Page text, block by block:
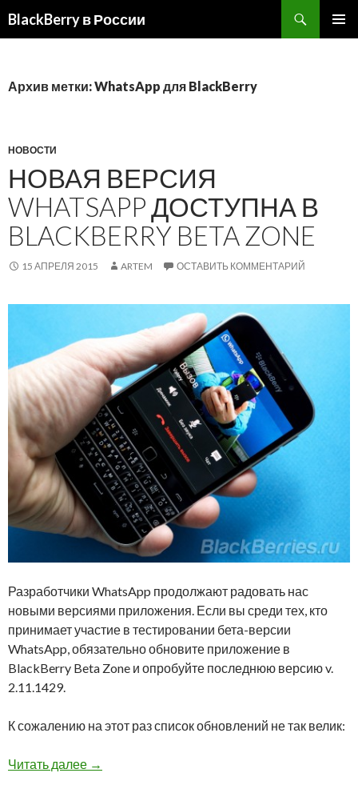
BlackBerry в России
Архив метки: WhatsApp для BlackBerry
НОВОСТИ
НОВАЯ ВЕРСИЯ
WHATSAPP ДОСТУПНА В
BLACKBERRY BETA ZONE
15 АПРЕЛЯ 2015 ARTEM ОСТАВИТЬ КОММЕНТАРИЙ
Разработчики WhatsApp продолжают радовать нас
новыми версиями приложения. Если вы среди тех, кто
принимает участие в тестировании бета-версии
WhatsApp, обязательно обновите приложение в
BlackBerry Beta Zone и опробуйте последнюю версию v.
2.11.1429.
К сожалению на этот раз список обновлений не так велик:
Читать далее Новая версия WhatsApp доступна в
→